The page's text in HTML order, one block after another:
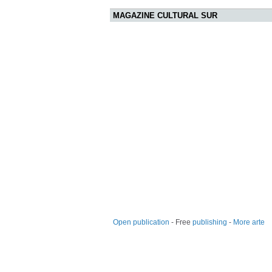
MAGAZINE CULTURAL SUR
Open publication - Free publishing - More arte